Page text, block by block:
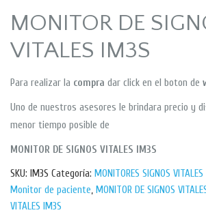
MONITOR DE
VITALES IM3S
Para realizar la compra dar click en el boton de
Uno de nuestros asesores le brindara precio y
menor tiempo posible de
MONITOR DE SIGNOS VITALES IM3S
SKU: IM3S Categoría: MONITORES SIGNOS VITALES
Monitor de paciente, MONITOR DE SIGNOS
VITALES IM3S